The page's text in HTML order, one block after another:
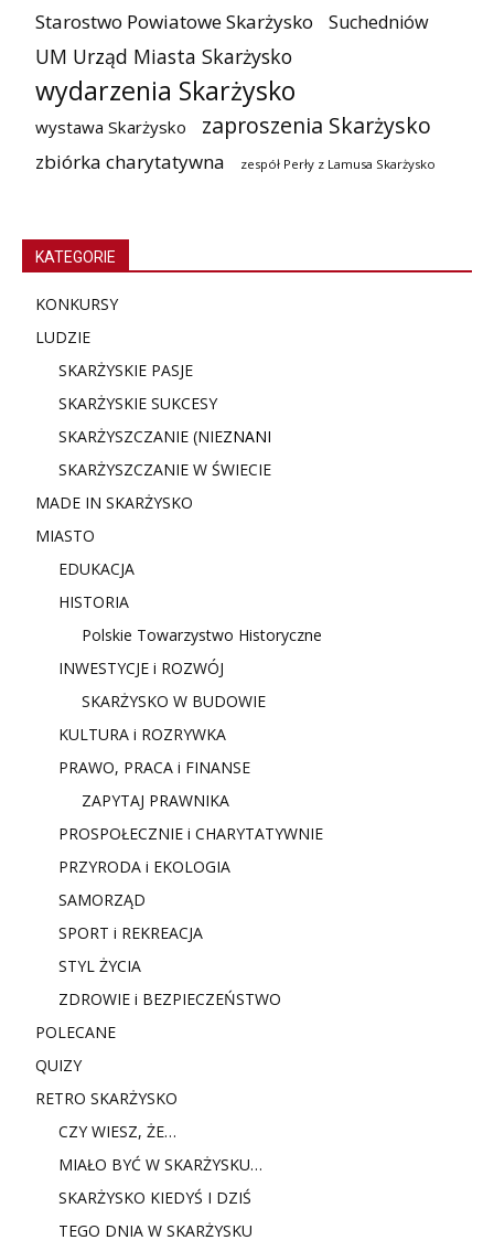
Starostwo Powiatowe Skarżysko Suchedniów
UM Urząd Miasta Skarżysko
wydarzenia Skarżysko
wystawa Skarżysko zaproszenia Skarżysko
zbiórka charytatywna zespół Perły z Lamusa Skarżysko
KATEGORIE
KONKURSY
LUDZIE
SKARŻYSKIE PASJE
SKARŻYSKIE SUKCESY
SKARŻYSZCZANIE (NIEZNANI
SKARŻYSZCZANIE W ŚWIECIE
MADE IN SKARŻYSKO
MIASTO
EDUKACJA
HISTORIA
Polskie Towarzystwo Historyczne
INWESTYCJE i ROZWÓJ
SKARŻYSKO W BUDOWIE
KULTURA i ROZRYWKA
PRAWO, PRACA i FINANSE
ZAPYTAJ PRAWNIKA
PROSPOŁECZNIE i CHARYTATYWNIE
PRZYRODA i EKOLOGIA
SAMORZĄD
SPORT i REKREACJA
STYL ŻYCIA
ZDROWIE i BEZPIECZEŃSTWO
POLECANE
QUIZY
RETRO SKARŻYSKO
CZY WIESZ, ŻE…
MIAŁO BYĆ W SKARŻYSKU…
SKARŻYSKO KIEDYŚ I DZIŚ
TEGO DNIA W SKARŻYSKU